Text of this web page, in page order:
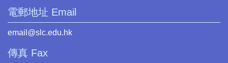
電郵地址 Email
email@slc.edu.hk
傳真 Fax